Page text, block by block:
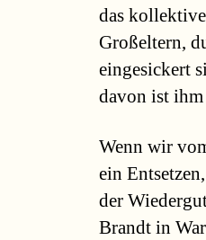
das
Großeltern,
eingesickert
davon ist
Wenn wir
ein
der
Brandt in